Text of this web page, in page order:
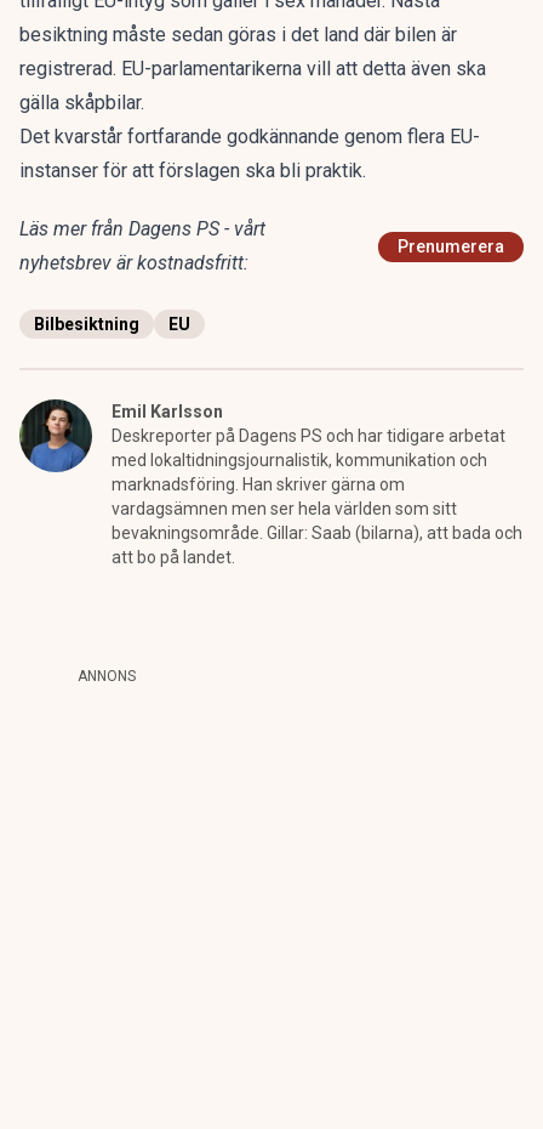
besiktning måste sedan göras i det land där bilen är
registrerad. EU-parlamentarikerna vill att detta även ska
gälla skåpbilar.
Det kvarstår fortfarande godkännande genom flera EU-
instanser för att förslagen ska bli praktik.
Läs mer från Dagens PS - vårt
nyhetsbrev är kostnadsfritt:
Prenumerera
Bilbesiktning EU
Emil Karlsson
Deskreporter på Dagens PS och har tidigare arbetat
med lokaltidningsjournalistik, kommunikation och
marknadsföring. Han skriver gärna om
vardagsämnen men ser hela världen som sitt
bevakningsområde. Gillar: Saab (bilarna), att bada och
att bo på landet.
ANNONS